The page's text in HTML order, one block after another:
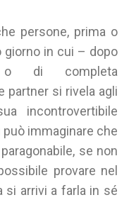
persone, prima o
giorno in cui – dopo
o di completa
partner si rivela agli
incontrovertibile
immaginare che
se non
provare nel
si arrivi a farla in sé